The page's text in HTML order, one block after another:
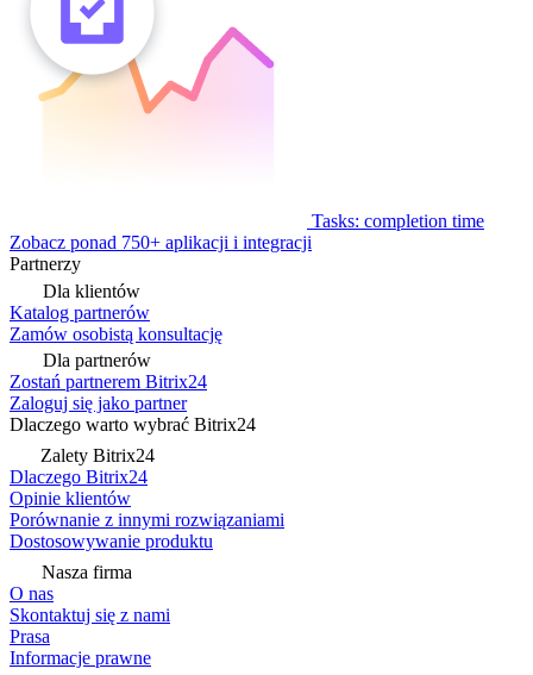
Tasks: completion time
Zobacz ponad 750+ aplikacji i integracji
Partnerzy
Dla klientów
Katalog partnerów
Zamów osobistą konsultację
Dla partnerów
Zostań partnerem Bitrix24
Zaloguj się jako partner
Dlaczego warto wybrać Bitrix24
Zalety Bitrix24
Dlaczego Bitrix24
Opinie klientów
Porównanie z innymi rozwiązaniami
Dostosowywanie produktu
Nasza firma
O nas
Skontaktuj się z nami
Prasa
Informacje prawne